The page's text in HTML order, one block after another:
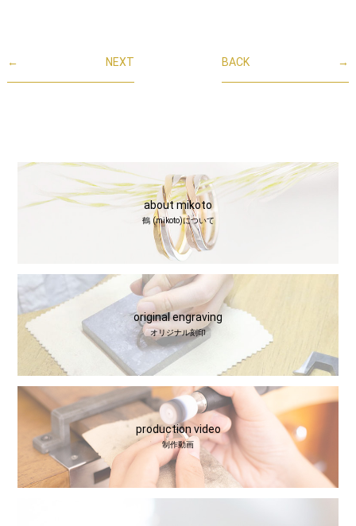
← NEXT →
BACK
about mikoto
鶴 (mikoto)について
original engraving
オリジナル刻印
production video
制作動画